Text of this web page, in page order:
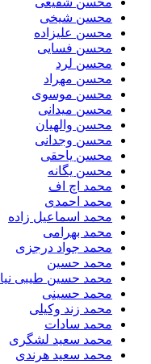
محسن شیخی
محسن علیزاده
محسن فسایی
محسن لرد
محسن مهراد
محسن موسوی
محسن میدانی
محسن والهیان
محسن وجدانی
محسن یاحقی
محسن یگانه
محمد اچ اف
محمد احمدی
محمد اسماعیل زاده
محمد بهرامی
محمد جواد درجزی
محمد حسین
محمد حسین طیبی نیا
محمد حسینی
محمد زند وکیلی
محمد سادات
محمد سعید لشگری
محمد سعید هرندی